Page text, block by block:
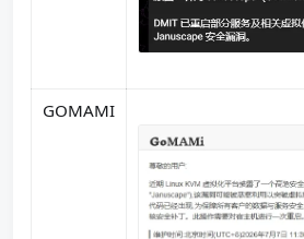
GOMAMI